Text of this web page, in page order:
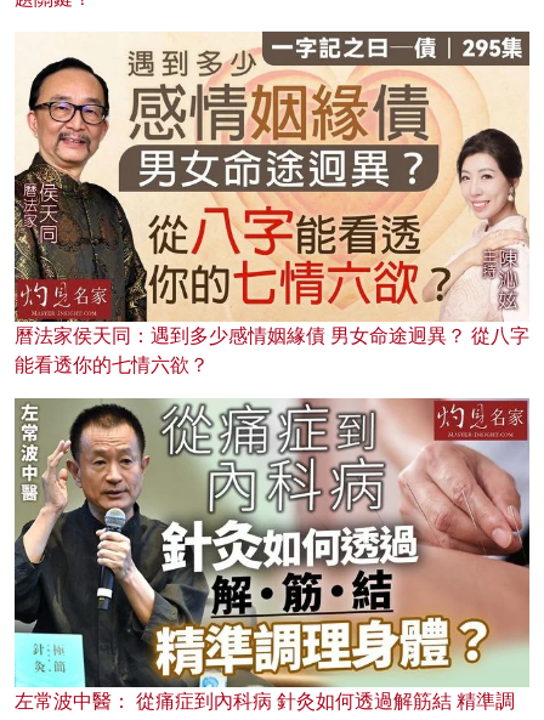
曆法家侯天同：遇到多少感情姻緣債 男女命途迥異？ 從八字
能看透你的七情六欲？
左常波中醫： 從痛症到內科病 針灸如何透過解筋結 精準調